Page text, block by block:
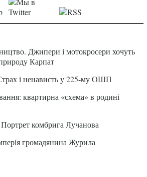
Джипери і мотокросери хочуть
Карпат
і ненависть у 225-му ОШП
квартирна «схема» в родині
комбрига Лучанова
громадянина Журила